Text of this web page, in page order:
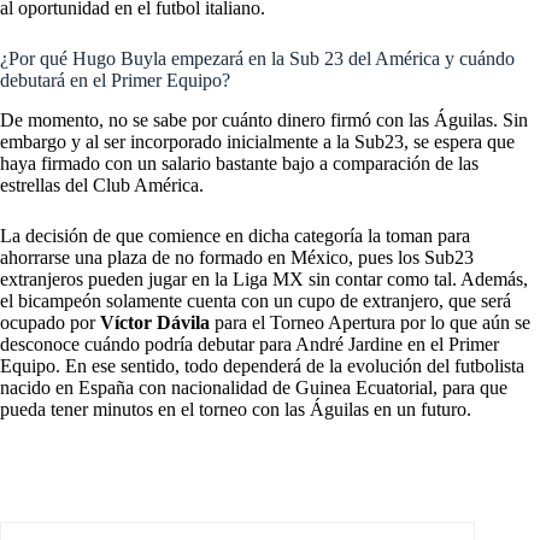
al oportunidad en el futbol italiano.
¿Por qué Hugo Buyla empezará en la Sub 23 del América y cuándo
debutará en el Primer Equipo?
De momento, no se sabe por cuánto dinero firmó con las Águilas. Sin
embargo y al ser incorporado inicialmente a la Sub23, se espera que
haya firmado con un salario bastante bajo a comparación de las
estrellas del Club América.
La decisión de que comience en dicha categoría la toman para
ahorrarse una plaza de no formado en México, pues los Sub23
extranjeros pueden jugar en la Liga MX sin contar como tal. Además,
el bicampeón solamente cuenta con un cupo de extranjero, que será
ocupado porVíctor Dávila para el Torneo Apertura por lo que aún se
desconoce cuándo podría debutar para André Jardine en el Primer
Equipo. En ese sentido, todo dependerá de la evolución del futbolista
nacido en España con nacionalidad de Guinea Ecuatorial, para que
pueda tener minutos en el torneo con las Águilas en un futuro.